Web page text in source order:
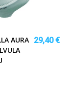
AURA 29,40 €